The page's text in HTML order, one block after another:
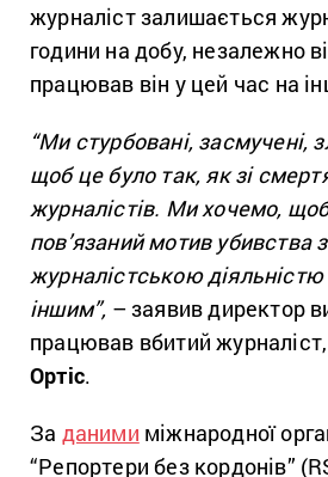
журналіст залишається
години на добу, незалежно
працював він у цей час на
“Ми стурбовані, засмучені,
щоб це було так, як зі
журналістів. Ми хочемо,
пов’язаний мотив убивства з
журналістською
іншим”, – заявив директор
працював вбитий
Ортіс.
За даними міжнародної
“Репортери без кордонів”